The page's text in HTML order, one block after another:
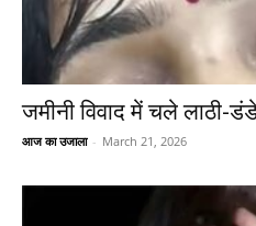
जमीनी विवाद में चले लाठी-
आज का उजाला - March 21, 2026